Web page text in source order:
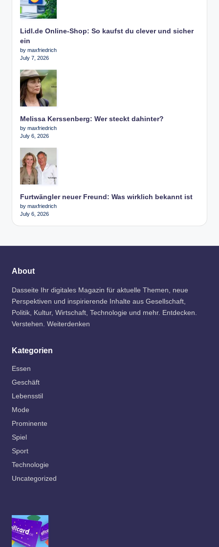
Lidl.de Online-Shop: So kaufst du clever und sicher
ein
by maxfriedrich
July 7, 2026
Melissa Kerssenberg: Wer steckt dahinter?
by maxfriedrich
July 6, 2026
Furtwängler neuer Freund: Was wirklich bekannt ist
by maxfriedrich
July 6, 2026
About
Dasseite Ihr digitales Magazin für aktuelle Themen, neue
Perspektiven und inspirierende Inhalte aus Gesellschaft,
Politik, Kultur, Wirtschaft, Technologie und mehr. Entdecken.
Verstehen. Weiterdenken
Kategorien
Essen
Geschäft
Lebensstil
Mode
Prominente
Spiel
Sport
Technologie
Uncategorized